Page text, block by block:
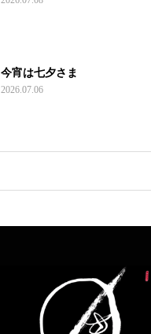
今宵は七夕さま
2026.07.06